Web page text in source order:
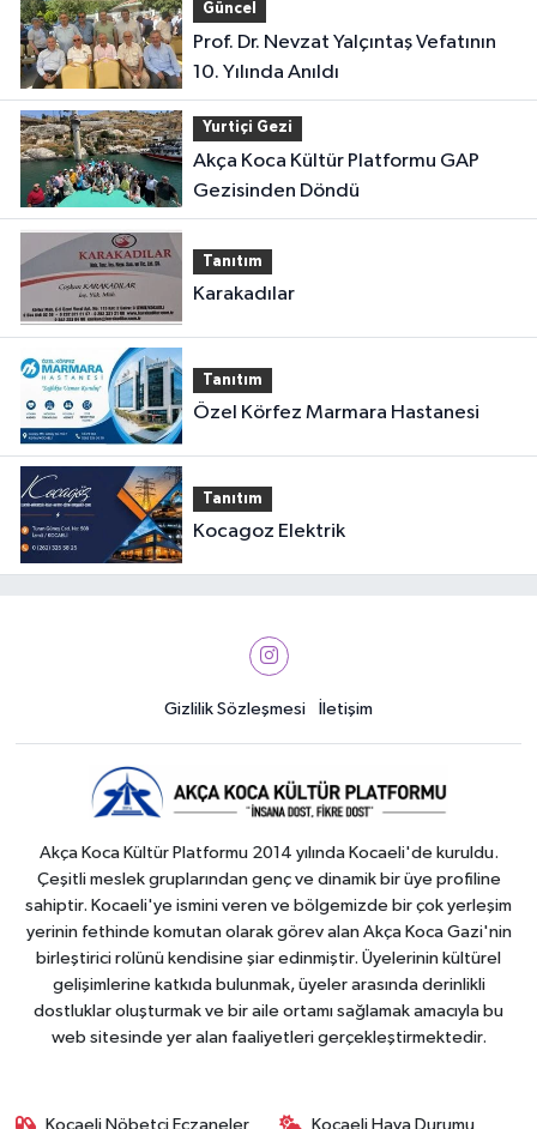
Güncel
Prof. Dr. Nevzat Yalçıntaş Vefatının
10. Yılında Anıldı
Yurtiçi Gezi
Akça Koca Kültür Platformu GAP
Gezisinden Döndü
Tanıtım
Karakadılar
Tanıtım
Özel Körfez Marmara Hastanesi
Tanıtım
Kocagoz Elektrik
Gizlilik Sözleşmesi İletişim
Akça Koca Kültür Platformu 2014 yılında Kocaeli'de kuruldu.
Çeşitli meslek gruplarından genç ve dinamik bir üye profiline
sahiptir. Kocaeli'ye ismini veren ve bölgemizde bir çok yerleşim
yerinin fethinde komutan olarak görev alan Akça Koca Gazi'nin
birleştirici rolünü kendisine şiar edinmiştir. Üyelerinin kültürel
gelişimlerine katkıda bulunmak, üyeler arasında derinlikli
dostluklar oluşturmak ve bir aile ortamı sağlamak amacıyla bu
web sitesinde yer alan faaliyetleri gerçekleştirmektedir.
Kocaeli Nöbetçi Eczaneler Kocaeli Hava Durumu